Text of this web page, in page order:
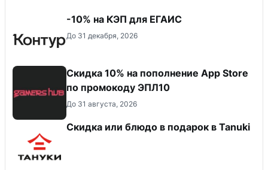
-10% на КЭП для ЕГАИС
До 31 декабря, 2026
Скидка 10% на пополнение App Store
по промокоду ЭПЛ10
До 31 августа, 2026
Скидка или блюдо в подарок в Tanuki